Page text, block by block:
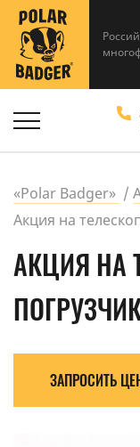
«Polar Badger»
Акция на
АКЦИЯ НА
ЗАПРОСИТЬ